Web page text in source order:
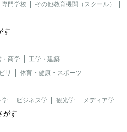
専門学校
その他教育機関（スクール）
す
・商学
工学・建築
リ
体育・健康・スポーツ
学 ビジネス学 観光学 メディア学
がす